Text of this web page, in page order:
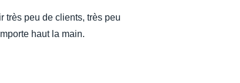
très peu de clients, très peu
haut la main.